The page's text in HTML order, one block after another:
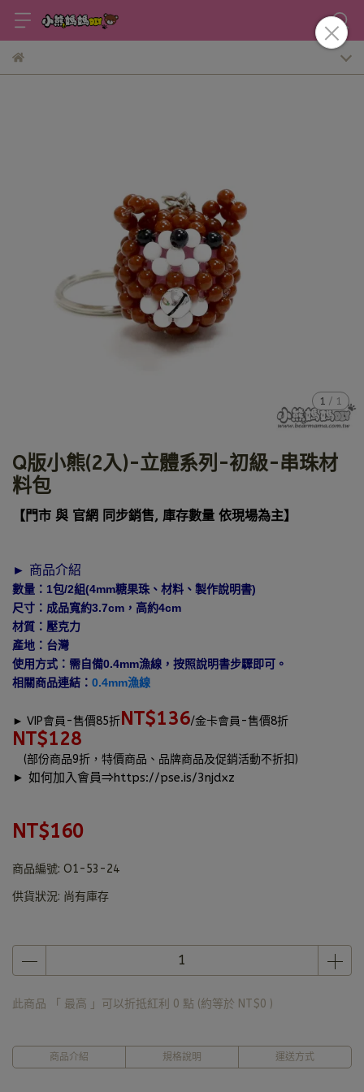
1 / 1
Q版小熊(2入)-立體系列-初級-串珠材
料包
【門市 與 官網 同步銷售, 庫存數量 依現場為主】
► 商品介紹
數量：1包/2組(4mm糖果珠、材料、製作說明書)
尺寸：成品寬約3.7cm，高約4cm
材質：壓克力
產地：台灣
使用方式：需自備0.4mm漁線，按照說明書步驟即可。
相關商品連結： 0.4mm漁線
► VIP會員-售價85折 NT$136/金卡會員-售價8折
NT$128
(部份商品9折，特價商品、品牌商品及促銷活動不折扣)
► 如何加入會員⇒https://pse.is/3njdxz
NT$160
商品編號: O1-53-24
供貨狀況: 尚有庫存
此商品 「 最高 」可以折抵紅利 0 點 (約等於 NT$0 )
商品介紹 規格說明 運送方式